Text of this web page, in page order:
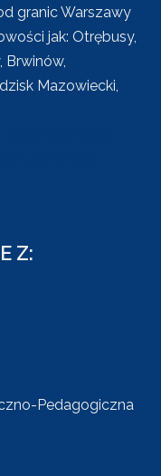
granic Warszawy
jak: Otrębusy,
Brwinów,
Mazowiecki,
Z:
Pedagogiczna